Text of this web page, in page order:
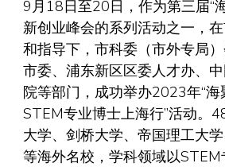
9月18日至20日，作为第三届“
新创业峰会的系列活动之一，
和指导下，市科委（市外专局
市委、浦东新区区委人才办、
院等部门，成功举办2023年“海
STEM专业博士上海行”活动。
大学、剑桥大学、帝国理工大
等海外名校，学科领域以